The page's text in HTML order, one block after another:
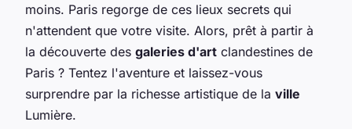
moins. Paris regorge de ces lieux secrets qui
n'attendent que votre visite. Alors, prêt à partir à
la découverte des galeries d'art clandestines de
Paris ? Tentez l'aventure et laissez-vous
surprendre par la richesse artistique de la ville
Lumière.